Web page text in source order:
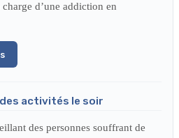
d’une addiction en
activités le soir
des personnes souffrant de